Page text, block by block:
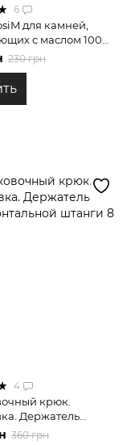
6
для камней,
с маслом 100
230 грн
4
крюк.
Держатель
штанги 8
360 грн